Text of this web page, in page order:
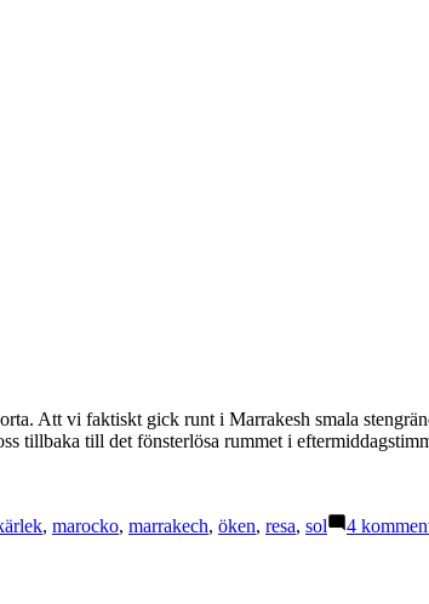
Att vi faktiskt gick runt i Marrakesh smala
tillbaka till det fönsterlösa rummet i
, marocko, marrakech, öken, resa, sol 4